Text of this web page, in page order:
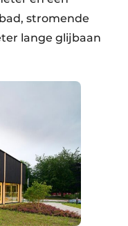
stromende
lange glijbaan